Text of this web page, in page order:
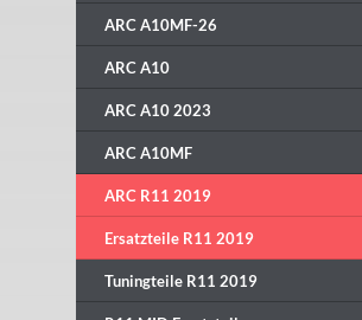
ARC A10MF-26
ARC A10
ARC A10 2023
ARC A10MF
ARC R11 2019
Ersatzteile R11 2019
Tuningteile R11 2019